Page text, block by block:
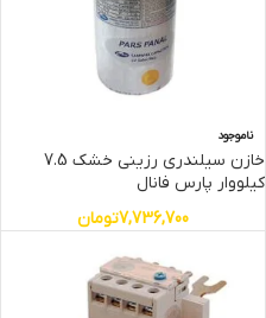
ناموجود
خازن سیلندری رزینی خشک 7.5
کیلووار پارس فانال
7,736,700تومان